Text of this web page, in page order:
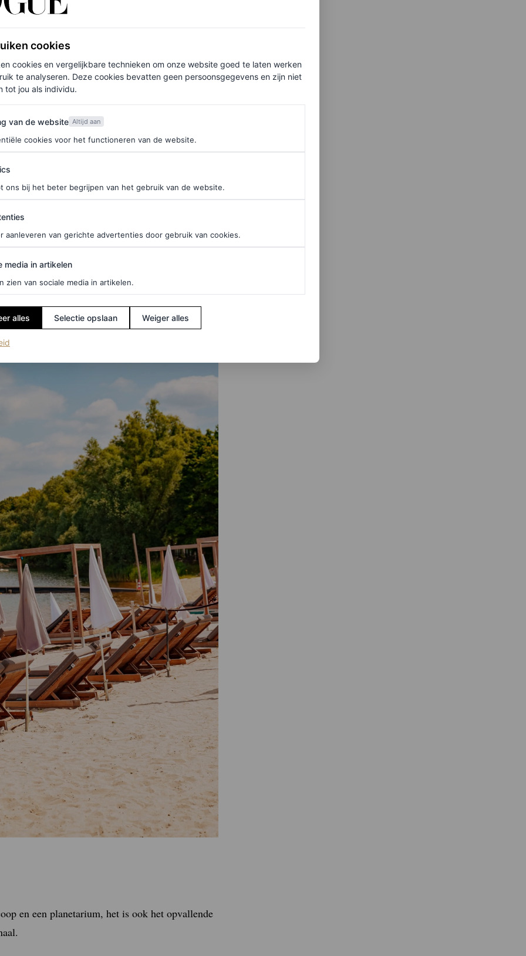
Oerkap. Verfrissende drankjes, smakelijke
we need more?
genoeg niet aan het strand ligt, maar midden
strandbedjes, het zandstrand en het terras
en een planetarium, het is ook het opvallende
cookies
cookies en vergelijkbare technieken om onze website goed te laten werken
te analyseren. Deze cookies bevatten geen persoonsgegevens en zijn niet
tot jou als individu.
de website
van de website Altijd aan
cookies voor het functioneren van de website.
ons bij het beter begrijpen van het gebruik van de website.
aanleveren van gerichte advertenties door gebruik van cookies.
in artikelen
media in artikelen
zien van sociale media in artikelen.
alles Selectie opslaan Weiger alles